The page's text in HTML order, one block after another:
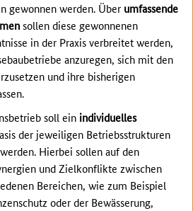
gewonnen werden. Über umfassende
sollen diese gewonnenen
in der Praxis verbreitet werden,
anzuregen, sich mit den
und ihre bisherigen
soll ein individuelles
der jeweiligen Betriebsstrukturen
Hierbei sollen auf den
und Zielkonflikte zwischen
Bereichen, wie zum Beispiel
oder der Bewässerung,